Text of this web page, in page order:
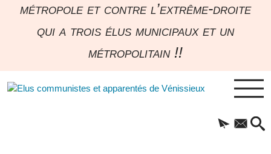
métropole et contre l’extrême-droite
qui a trois élus municipaux et un
métropolitain !!